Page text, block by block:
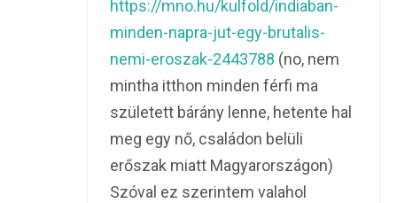
https://mno.hu/kulfold/indiaban-
minden-napra-jut-egy-brutalis-
nemi-eroszak-2443788 (no, nem
mintha itthon minden férfi ma
született bárány lenne, hetente hal
meg egy nő, családon belüli
erőszak miatt Magyarországon)
Szóval ez szerintem valahol